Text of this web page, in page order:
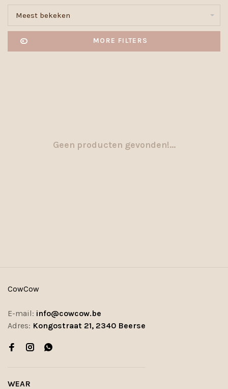
Meest bekeken
MORE FILTERS
Geen producten gevonden!...
CowCow
E-mail: info@cowcow.be
Adres: Kongostraat 21, 2340 Beerse
WEAR